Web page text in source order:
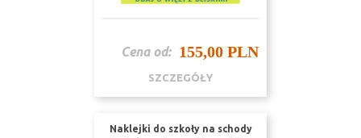
Cena od: 155,00 PLN
SZCZEGÓŁY
Naklejki do szkoły na schody